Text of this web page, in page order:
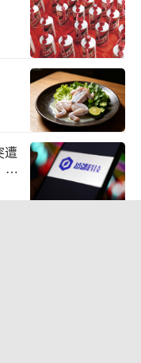
但4月，除了直
宇辉至少还有12
似乎已经成了定
仅有6天出现在直
遭
离